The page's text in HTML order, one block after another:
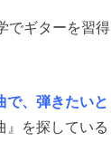
でギターを習得
で、弾きたいと
』を探している